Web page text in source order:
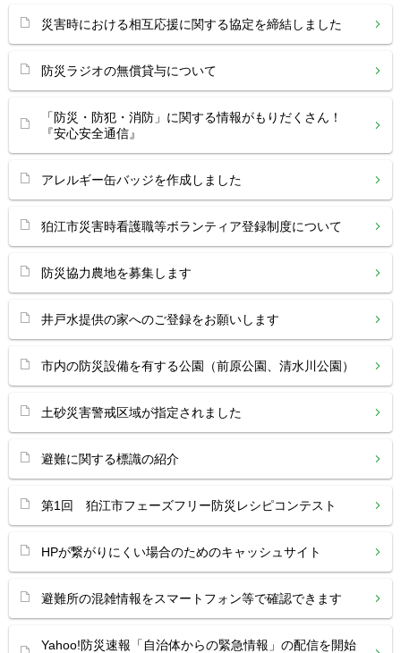
災害時における相互応援に関する協定を締結しました
防災ラジオの無償貸与について
「防災・防犯・消防」に関する情報がもりだくさん！
『安心安全通信』
アレルギー缶バッジを作成しました
狛江市災害時看護職等ボランティア登録制度について
防災協力農地を募集します
井戸水提供の家へのご登録をお願いします
市内の防災設備を有する公園（前原公園、清水川公園）
土砂災害警戒区域が指定されました
避難に関する標識の紹介
第1回 狛江市フェーズフリー防災レシピコンテスト
HPが繋がりにくい場合のためのキャッシュサイト
避難所の混雑情報をスマートフォン等で確認できます
Yahoo!防災速報「自治体からの緊急情報」の配信を開始